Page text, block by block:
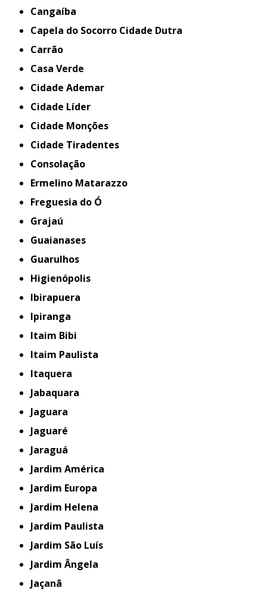
Cangaíba
Capela do Socorro Cidade Dutra
Carrão
Casa Verde
Cidade Ademar
Cidade Líder
Cidade Monções
Cidade Tiradentes
Consolação
Ermelino Matarazzo
Freguesia do Ó
Grajaú
Guaianases
Guarulhos
Higienópolis
Ibirapuera
Ipiranga
Itaim Bibi
Itaim Paulista
Itaquera
Jabaquara
Jaguara
Jaguaré
Jaraguá
Jardim América
Jardim Europa
Jardim Helena
Jardim Paulista
Jardim São Luís
Jardim Ângela
Jaçanã